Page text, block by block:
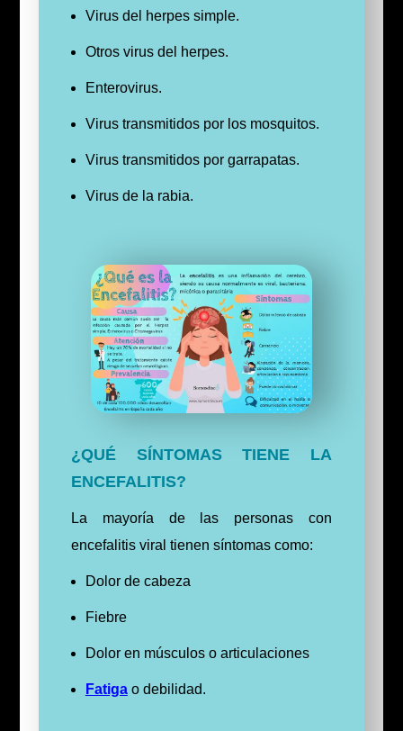
Virus del herpes simple.
Otros virus del herpes.
Enterovirus.
Virus transmitidos por los mosquitos.
Virus transmitidos por garrapatas.
Virus de la rabia.
¿QUÉ SÍNTOMAS TIENE LA
ENCEFALITIS?
La mayoría de las personas con
encefalitis viral tienen síntomas como:
Dolor de cabeza
Fiebre
Dolor en músculos o articulaciones
Fatigao debilidad.